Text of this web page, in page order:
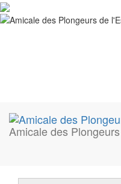
Amicale des